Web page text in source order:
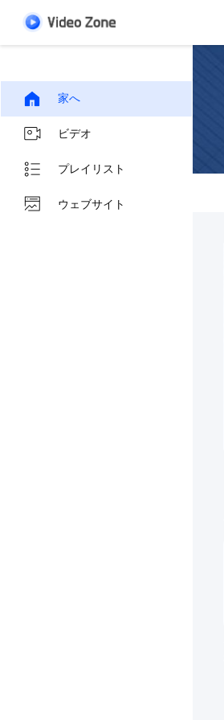
家へ
ビデオ
プレイリスト
ウェブサイト